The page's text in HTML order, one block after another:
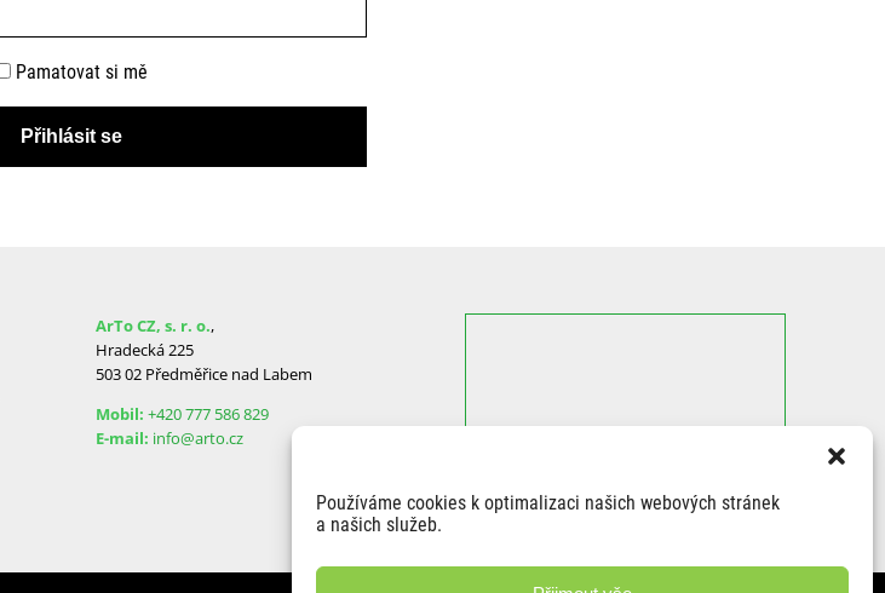
Používáme cookies k optimalizaci našich webových stránek
a našich služeb.
Pamatovat si mě
ArTo CZ, s. r. o.,
Hradecká 225
503 02 Předměřice nad Labem
Mobil: +420 777 586 829
E-mail: info@arto.cz